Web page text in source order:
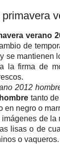
verano
de
se mantienen
la firma de
2012
tanto
en negro o
de
lisas o de
o vaqueros.